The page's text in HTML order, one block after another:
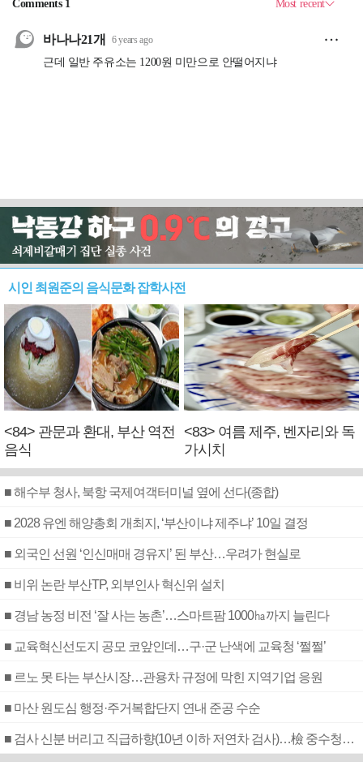
시인 최원준의 음식문화 잡학사전
<84> 관문과 환대, 부산 역전
음식
<83> 여름 제주, 벤자리와 독
가시치
■ 해수부 청사, 북항 국제여객터미널 옆에 선다(종합)
■ 2028 유엔 해양총회 개최지, ‘부산이냐 제주냐’ 10일 결정
■ 외국인 선원 ‘인신매매 경유지’ 된 부산…우려가 현실로
■ 비위 논란 부산TP, 외부인사 혁신위 설치
■ 경남 농정 비전 ‘잘 사는 농촌’…스마트팜 1000㏊까지 늘린다
■ 교육혁신선도지 공모 코앞인데…구·군 난색에 교육청 ‘쩔쩔’
■ 르노 못 타는 부산시장…관용차 규정에 막힌 지역기업 응원
■ 마산 원도심 행정·주거복합단지 연내 준공 수순
■ 검사 신분 버리고 직급하향(10년 이하 저연차 검사)…檢 중수청행 기피